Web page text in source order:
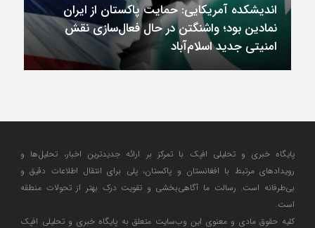
اندیشکده آمریکایی: حمایت پاکستان از ایران
نمادین بود؛ واشنگتن در حال فعال‌سازی نقش
امنیتی جدید اسلام‌آباد
پایگاه خبری و تحلیلی افپک با تمرکز بر ارائه جدیدترین اخبار، تحلیل‌ها و
رویدادهای مرتبط با افغانستان و پاکستان، پلی برای انتقال اطلاعات دقیق و
بی‌طرفانه است. رسالت ما آگاهی‌بخشی و تقویت درک بهتر از تحولات منطقه
است.
کلیه حقوق مادی و معنوی این وب‌سایت متعلق به پایگاه خبری و تحلیلی افپک